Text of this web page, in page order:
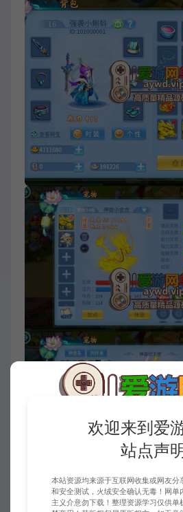
欢迎来到爱
站点声
本站资源均来源于互联网收集或网友分
和安全测试，火绒安全确认无毒！网单
主义介意勿下载！整理资源学习仅供单